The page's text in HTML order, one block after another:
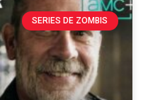
SERIES DE ZOMBIS